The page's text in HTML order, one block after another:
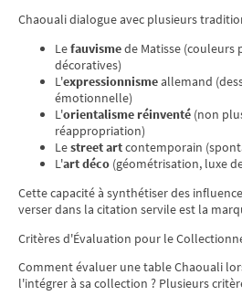
Chaouali dialogue avec plusieurs
Lefauvismede Matisse (couleurs
décoratives)
L'expressionnismeallemand
émotionnelle)
L'orientalisme réinventé (non
réappropriation)
Lestreet artcontemporain
L'art déco (géométrisation, luxe
Cette capacité à synthétiser des
verser dans la citation servile est la
Critères d'Évaluation pour le
Comment évaluer une table Chaouali
l'intégrer à sa collection ? Plusieurs